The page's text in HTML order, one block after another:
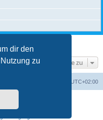
dir den
zu
3 4 5
Gehe zu
UTC+02:00
© phpBB Limited
phpBB.de